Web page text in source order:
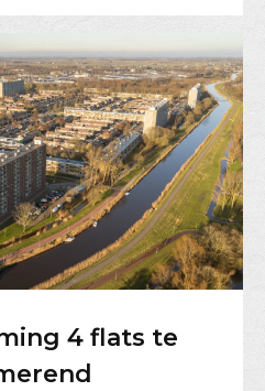
4 flats te